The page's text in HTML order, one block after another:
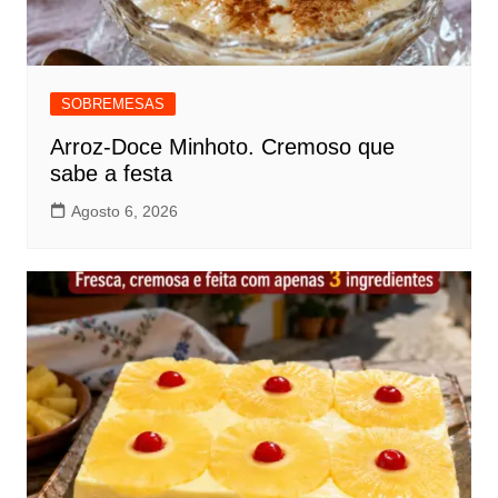
SOBREMESAS
Arroz-Doce Minhoto. Cremoso que
sabe a festa
Agosto 6, 2026